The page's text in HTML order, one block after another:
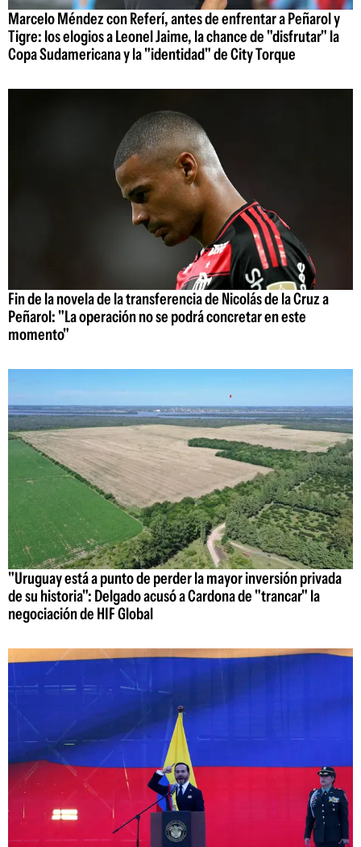
Marcelo Méndez con Referí, antes de enfrentar a Peñarol y
Tigre: los elogios a Leonel Jaime, la chance de "disfrutar" la
Copa Sudamericana y la "identidad" de City Torque
Fin de la novela de la transferencia de Nicolás de la Cruz a
Peñarol: "La operación no se podrá concretar en este
momento"
"Uruguay está a punto de perder la mayor inversión privada
de su historia": Delgado acusó a Cardona de "trancar" la
negociación de HIF Global